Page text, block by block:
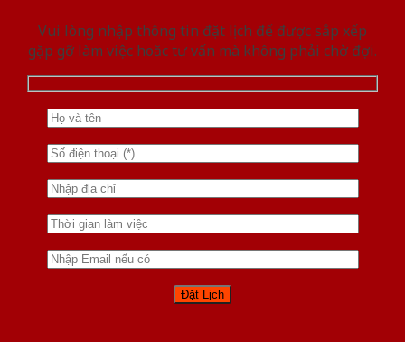
Vui lòng nhập thông tin đặt lịch để được sắp xếp
gặp gỡ làm việc hoăc tư vấn mà không phải chờ đợi.